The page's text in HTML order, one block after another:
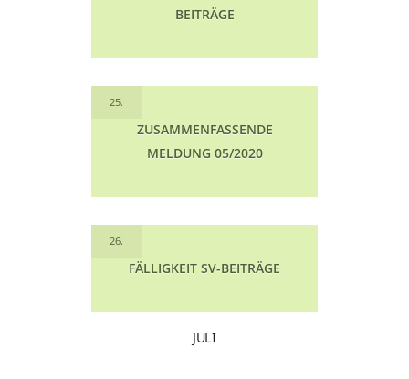
BEITRÄGE
25.
ZUSAMMENFASSENDE
MELDUNG 05/2020
26.
FÄLLIGKEIT SV-BEITRÄGE
JULI